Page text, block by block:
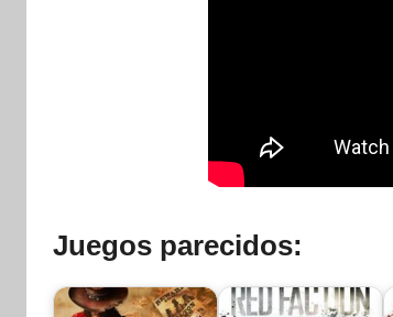
Juegos parecidos: